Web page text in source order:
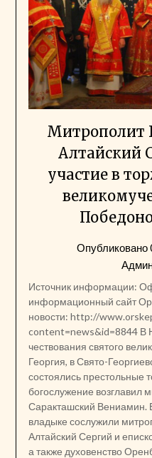
Митрополит
Алтайский
участие в
Опубликовано
Источник информации:
информационный сайт
новости: http://
content=news&id=8844 В
чествования святого
Георгия, в Свято-
состоялись престольные
богослужение возглавил
Саракташский
владыке сослужили
Алтайский Сергий и
а также духовенство